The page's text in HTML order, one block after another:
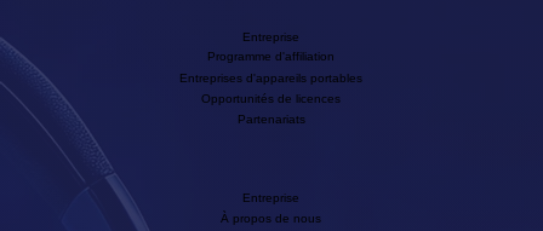
Entreprise
Opportunités de licences
Partenariats
Entreprises d'appareils portables
Programme d'affiliation
Entreprise
À propos de nous